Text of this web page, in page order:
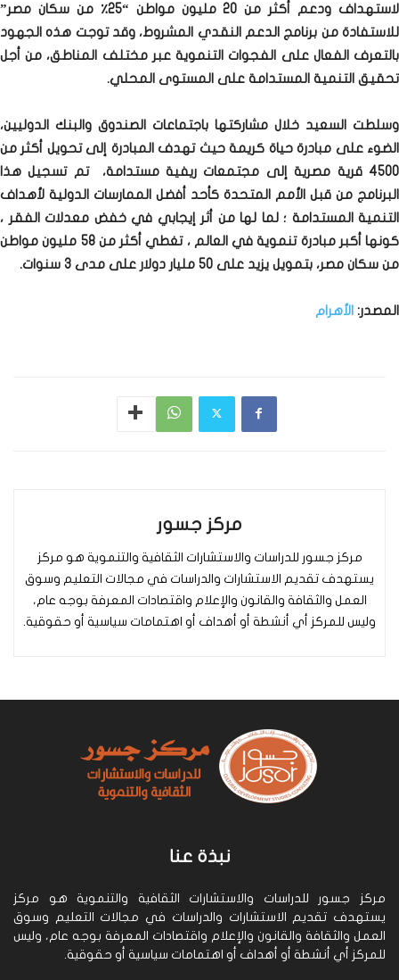
لاستهداف ودعم أكثر من 20 مليون مواطن “25٪ من سكان مصر”
للاستفادة من برنامج الدعم النقدي المشروط، وقد توجت هذه الجهود
بالتعرف الفعال على الفجوات التنموية عبر مختلف المناطق، من أجل
تحقيق التنمية المستدامة على المستوى المحلي.
وسلطت السعيد خلال مشاركتها باجتماعات الصندوق والبنك الدوليين،
الضوء على مبادرة حياة كريمة حيث تهدف المبادرة إلى تحويل أكثر من
4500 قرية مصرية إلى مجتمعات ريفية مستدامة، تم تسجيل هذا
البرنامج من قبل الأمم المتحدة كأحد أفضل الممارسات الدولية لأهداف
التنمية المستدامة ؛ لما لها من أثر إيجابي في خفض معدلات الفقر ،
كونها أكبر مبادرة تنموية في العالم ، تغطي أكثر من 58 مليون مواطن
من سكان مصر، بتمويل يزيد على 50 مليار دولار على مدى 3 سنوات.
المصدر: الأهرام
مركز جسور
مركز جسور للدراسات والاستشارات الثقافية والتنموية هو مركز
يستهدف تقديم الاستشارات والدراسات في مجالات التعليم وسوق
العمل والثقافة والقانون والإعلام واقتصادات المعرفة بوجه عام،
وليس للمركز أي أنشطة أو أهداف أو اهتمامات سياسية أو حقوقية.
نبذة عنا
مركز جسور للدراسات والاستشارات الثقافية والتنموية هو مركز
يستهدف تقديم الاستشارات والدراسات في مجالات التعليم وسوق
العمل والثقافة والقانون والإعلام واقتصادات المعرفة بوجه عام، وليس
للمركز أي أنشطة أو أهداف أو اهتمامات سياسية أو حقوقية.